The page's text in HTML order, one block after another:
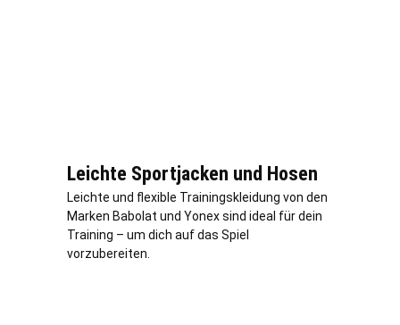
Leichte Sportjacken und Hosen
Leichte und flexible Trainingskleidung von den
Marken Babolat und Yonex sind ideal für dein
Training – um dich auf das Spiel
vorzubereiten.